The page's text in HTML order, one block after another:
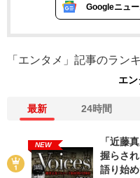
Googleニュ
「エンタメ」記事のラン
エン
最新 24時間
NEW
「近藤
握らさ
語り始